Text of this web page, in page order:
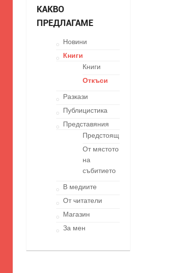
КАКВО
ПРЕДЛАГАМЕ
Новини
Книги
Книги
Откъси
Разкази
Публицистика
Представяния
Предстоящи
От мястото
на
събитието
В медиите
От читатели
Магазин
За мен